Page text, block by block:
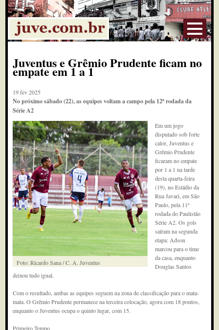
Juventus e Grêmio Prudente ficam no
empate em 1 a 1
19 fev 2025
No próximo sábado (22), as equipes voltam a campo pela 12ª rodada da
Série A2
Foto: Ricardo Sana / C. A. Juventus
Em um jogo
disputado sob forte
calor, Juventus e
Grêmio Prudente
ficaram no empate
por 1 a 1 na tarde
desta quarta-feira
(19), no Estádio da
Rua Javari, em São
Paulo, pela 11ª
rodada do Paulistão
Série A2. Os gols
saíram na segunda
etapa: Adson
marcou para o time
da casa, enquanto
Douglas Santos
deixou tudo igual.
Com o resultado, ambas as equipes seguem na zona de classificação para o mata-
mata. O Grêmio Prudente permanece na terceira colocação, agora com 18 pontos,
enquanto o Juventus ocupa o quinto lugar, com 15.
Primeiro Tempo